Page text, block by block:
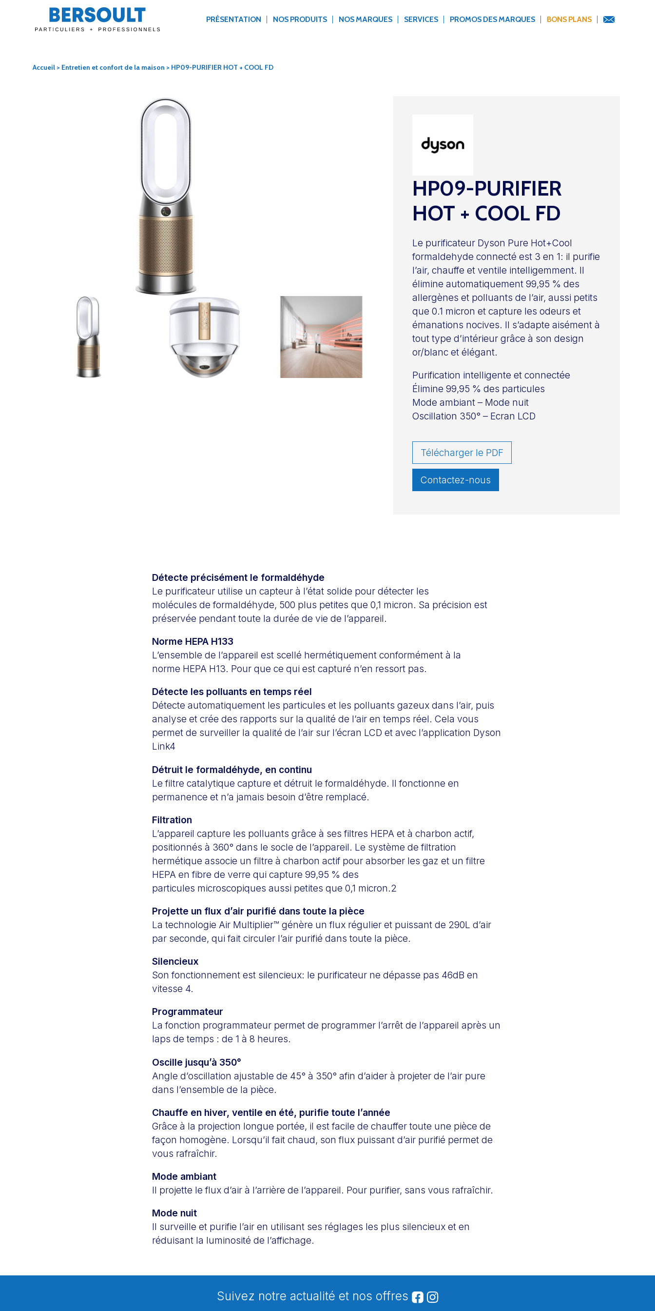
PRÉSENTATION NOS PRODUITS NOS MARQUES SERVICES PROMOS DES MARQUES BONS PLANS
Accueil > Entretien et confort de la maison > HP09-PURIFIER HOT + COOL FD
HP09-PURIFIER
HOT + COOL FD
Le purificateur Dyson Pure Hot+Cool
formaldehyde connecté est 3 en 1: il purifie
l’air, chauffe et ventile intelligemment. Il
élimine automatiquement 99,95 % des
allergènes et polluants de l’air, aussi petits
que 0.1 micron et capture les odeurs et
émanations nocives. Il s’adapte aisément à
tout type d’intérieur grâce à son design
or/blanc et élégant.
Purification intelligente et connectée
Élimine 99,95 % des particules
Mode ambiant – Mode nuit
Oscillation 350° – Ecran LCD
Télécharger le PDF
Contactez-nous
Détecte précisément le formaldéhyde
Le purificateur utilise un capteur à l’état solide pour détecter les
molécules de formaldéhyde, 500 plus petites que 0,1 micron. Sa précision est
préservée pendant toute la durée de vie de l’appareil.
Norme HEPA H133
L’ensemble de l’appareil est scellé hermétiquement conformément à la
norme HEPA H13. Pour que ce qui est capturé n’en ressort pas.
Détecte les polluants en temps réel
Détecte automatiquement les particules et les polluants gazeux dans l’air, puis
analyse et crée des rapports sur la qualité de l’air en temps réel. Cela vous
permet de surveiller la qualité de l’air sur l’écran LCD et avec l’application Dyson
Link4
Détruit le formaldéhyde, en continu
Le filtre catalytique capture et détruit le formaldéhyde. Il fonctionne en
permanence et n’a jamais besoin d’être remplacé.
Filtration
L’appareil capture les polluants grâce à ses filtres HEPA et à charbon actif,
positionnés à 360° dans le socle de l’appareil. Le système de filtration
hermétique associe un filtre à charbon actif pour absorber les gaz et un filtre
HEPA en fibre de verre qui capture 99,95 % des
particules microscopiques aussi petites que 0,1 micron.2
Projette un flux d’air purifié dans toute la pièce
La technologie Air Multiplier™ génère un flux régulier et puissant de 290L d’air
par seconde, qui fait circuler l’air purifié dans toute la pièce.
Silencieux
Son fonctionnement est silencieux: le purificateur ne dépasse pas 46dB en
vitesse 4.
Programmateur
La fonction programmateur permet de programmer l’arrêt de l’appareil après un
laps de temps : de 1 à 8 heures.
Oscille jusqu’à 350°
Angle d’oscillation ajustable de 45° à 350° afin d’aider à projeter de l’air pure
dans l’ensemble de la pièce.
Chauffe en hiver, ventile en été, purifie toute l’année
Grâce à la projection longue portée, il est facile de chauffer toute une pièce de
façon homogène. Lorsqu’il fait chaud, son flux puissant d’air purifié permet de
vous rafraîchir.
Mode ambiant
Il projette le flux d’air à l’arrière de l’appareil. Pour purifier, sans vous rafraîchir.
Mode nuit
Il surveille et purifie l’air en utilisant ses réglages les plus silencieux et en
réduisant la luminosité de l’affichage.
Suivez notre actualité et nos offres